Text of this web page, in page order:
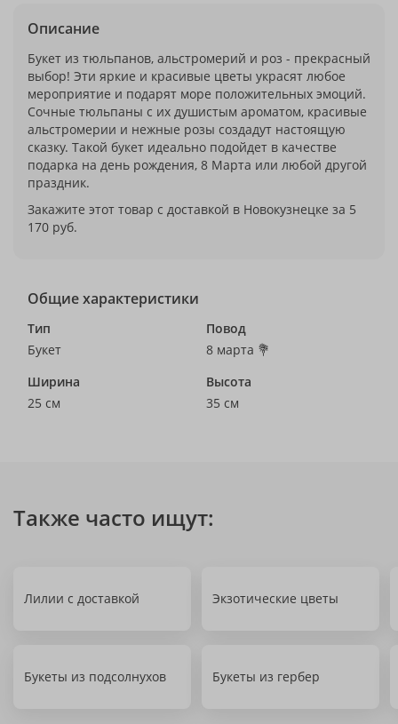
Описание
Букет из тюльпанов, альстромерий и роз - прекрасный
выбор! Эти яркие и красивые цветы украсят любое
мероприятие и подарят море положительных эмоций.
Сочные тюльпаны с их душистым ароматом, красивые
альстромерии и нежные розы создадут настоящую
сказку. Такой букет идеально подойдет в качестве
подарка на день рождения, 8 Марта или любой другой
праздник.
Закажите этот товар с доставкой в Новокузнецке за 5
170 руб.
Общие характеристики
Тип
Букет
Повод
8 марта 💐
Ширина
25 см
Высота
35 см
Также часто ищут:
Лилии с доставкой Экзотические цветы
Букеты из подсолнухов Букеты из гербер